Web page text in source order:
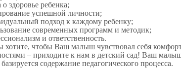
о здоровье ребенка;
успешной личности;
подход к каждому ребенку;
современных программ и методик;
и ответственность.
хотите, чтобы Ваш малыш чувствовал себя
– приходите к нам в детский сад! Ваш
содержание педагогического процесса.